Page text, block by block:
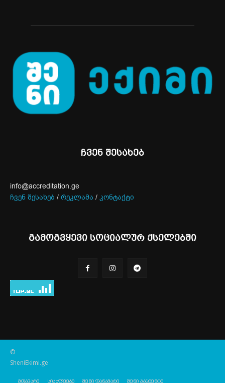
ჩვენ შესახებ
info@accreditation.ge
ჩვენ შესახებ / რეკლამა / კონტაქტი
გამოგვყევი სოციალურ ქსელებში
©
SheniEkimi.ge
მთავარი სიახლეები შენი დანამატი შენი პაციენტი